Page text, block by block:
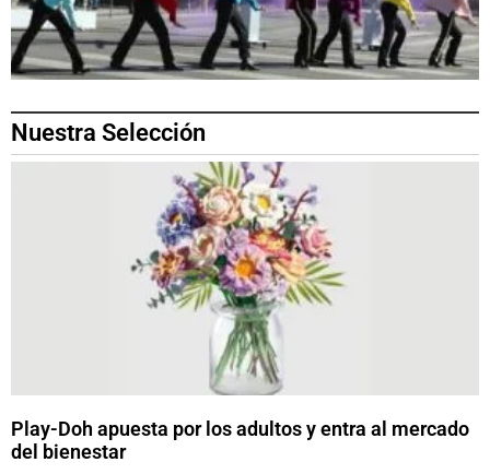
Nuestra Selección
Play-Doh apuesta por los adultos y entra al mercado
del bienestar